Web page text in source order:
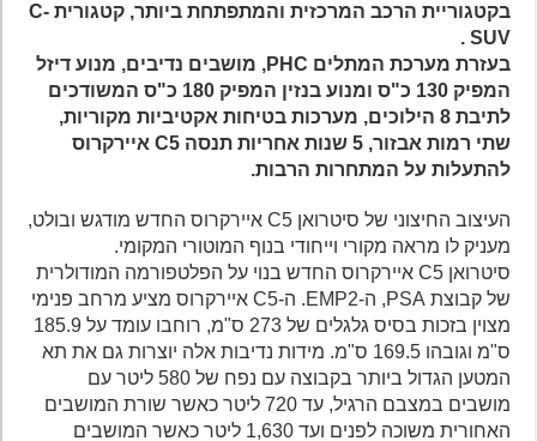
בקטגוריית הרכב המרכזית והמתפתחת ביותר, קטגוריתC-
SUV
.
בעזרת מערכת המתליםPHC, מושבים נדיבים, מנוע דיזל
המפיק 130 כ"ס ומנוע בנזין המפיק 180 כ"ס המשודכים
לתיבת 8 הילוכים, מערכות בטיחות אקטיביות מקוריות,
שתי רמות אבזור, 5 שנות אחריות תנסה C5 איירקרוס
להתעלות על המתחרות הרבות.
העיצוב החיצוני של סיטרואן C5 איירקרוס החדש מודגש ובולט,
מעניק לו מראה מקורי וייחודי בנוף המוטורי המקומי.
סיטרואן C5 איירקרוס החדש בנוי על הפלטפורמה המודולרית
של קבוצת PSA, ה-EMP2. ה-C5 איירקרוס מציע מרחב פנימי
מצוין בזכות בסיס גלגלים של 273 ס"מ, רוחבו עומד על 185.9
ס"מ וגובהו 169.5 ס"מ. מידות נדיבות אלה יוצרות גם את תא
המטען הגדול ביותר בקבוצה עם נפח של 580 ליטר עם
מושבים במצבם הרגיל, עד 720 ליטר כאשר שורת המושבים
האחורית משוכה לפנים ועד 1,630 ליטר כאשר המושבים